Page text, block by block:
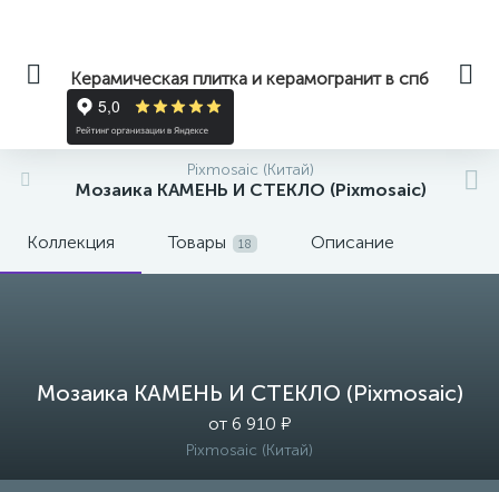
Керамическая плитка и керамогранит в спб
Pixmosaic (Китай)
Мозаика КАМЕНЬ И СТЕКЛО (Pixmosaic)
Коллекция Товары 18 Описание
Мозаика КАМЕНЬ И СТЕКЛО (Pixmosaic)
от 6 910 ₽
Pixmosaic (Китай)